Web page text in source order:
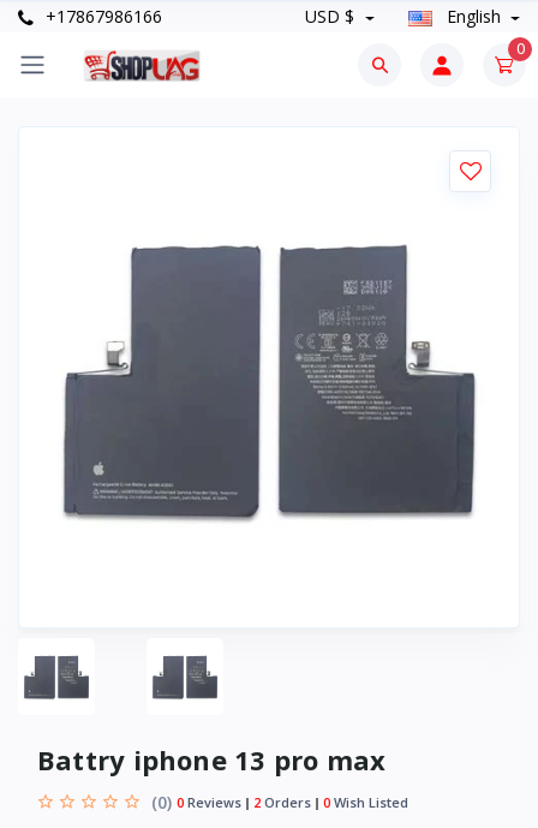
+17867986166 USD $ English
0
Battry iphone 13 pro max
(0) 0 Reviews 2 Orders 0 Wish Listed